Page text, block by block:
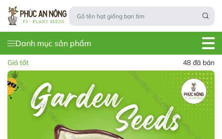
Danh mục sản phẩm
Giá tốt 48 đã bán